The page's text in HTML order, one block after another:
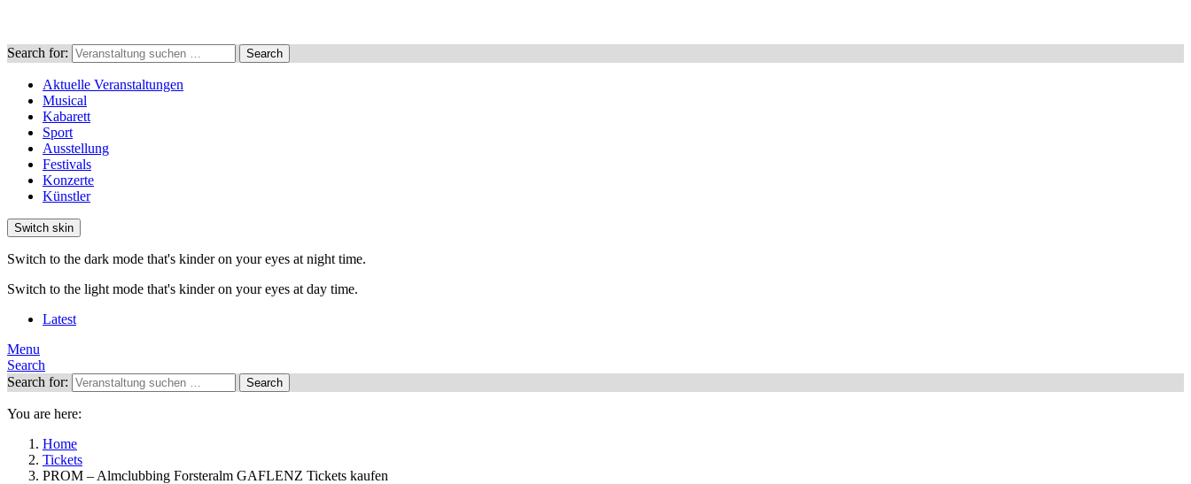
Search for: Search
Aktuelle Veranstaltungen
Musical
Kabarett
Sport
Ausstellung
Festivals
Konzerte
Künstler
Switch skin
Switch to the dark mode that's kinder on your eyes at night time.
Switch to the light mode that's kinder on your eyes at day time.
Latest
Menu
Search
Search for:
Search
You are here:
Home
Tickets
PROM – Almclubbing Forsteralm GAFLENZ Tickets kaufen